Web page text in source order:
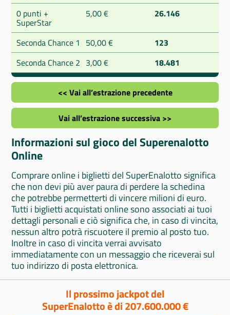
0 punti +
SuperStar
5,00 € 26.146
Seconda Chance 1 50,00 €
123
Seconda Chance 2 3,00 € 18.481
<< Vai all’estrazione precedente
Vai all’estrazione successiva >>
Informazioni sul gioco del Superenalotto
Online
Comprare online i biglietti del SuperEnalotto significa
che non devi più aver paura di perdere la schedina
che potrebbe permetterti di vincere milioni di euro.
Tutti i biglietti acquistati online sono associati ai tuoi
dettagli personali e ciò significa che, in caso di vincita,
nessun altro potrà riscuotere il premio al posto tuo.
Inoltre in caso di vincita verrai avvisato
immediatamente con un messaggio che riceverai sul
tuo indirizzo di posta elettronica.
Il prossimo jackpot del
SuperEnalotto è di 207.600.000 €